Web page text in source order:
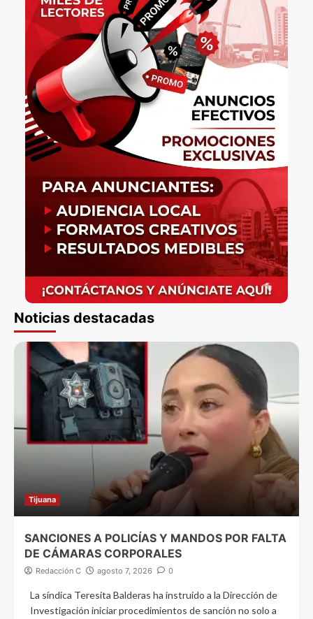
Noticias destacadas
Tijuana
SANCIONES A POLICÍAS Y MANDOS POR FALTA
DE CÁMARAS CORPORALES
Redacción C agosto 7, 2026 0
La síndica Teresita Balderas ha instruido a la Dirección de
Investigación iniciar procedimientos de sanción no solo a